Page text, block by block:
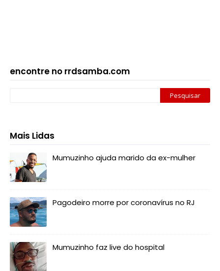
encontre no rrdsamba.com
Mais Lidas
Mumuzinho ajuda marido da ex-mulher
Pagodeiro morre por coronavírus no RJ
Mumuzinho faz live do hospital